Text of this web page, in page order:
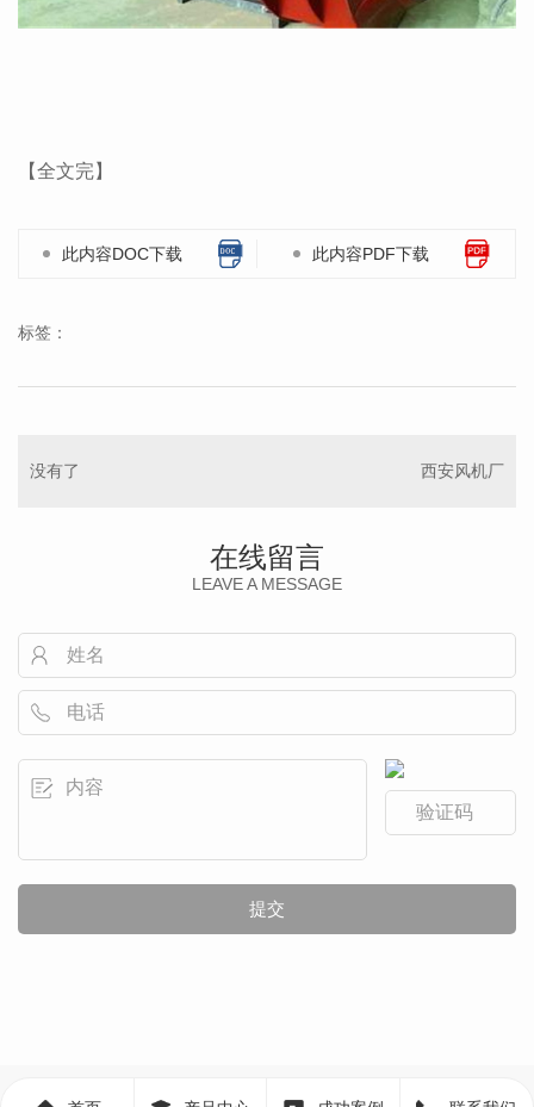
【全文完】
此内容DOC下载 此内容PDF下载
标签：
没有了 西安风机厂
在线留言
LEAVE A MESSAGE